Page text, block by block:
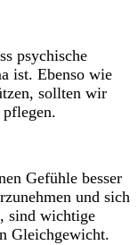
psychische
ist. Ebenso wie
sollten wir
pflegen.
Gefühle besser
und sich
sind wichtige
Gleichgewicht.